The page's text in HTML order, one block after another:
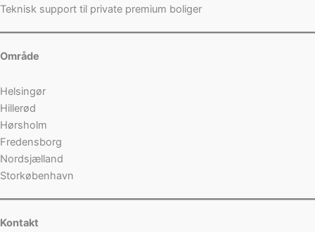
Teknisk support til private premium boliger
Område
Helsingør
Hillerød
Hørsholm
Fredensborg
Nordsjælland
Storkøbenhavn
Kontakt